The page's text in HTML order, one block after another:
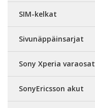
SIM-kelkat
Sivunäppäinsarjat
Sony Xperia varaosat
SonyEricsson akut